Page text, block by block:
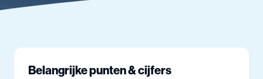
Belangrijke punten & cijfers